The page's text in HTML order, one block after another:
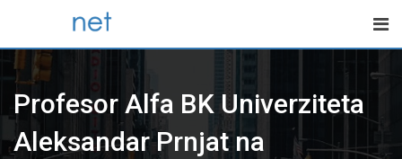
content
Profesor Alfa BK Univerziteta
Aleksandar Prnjat na